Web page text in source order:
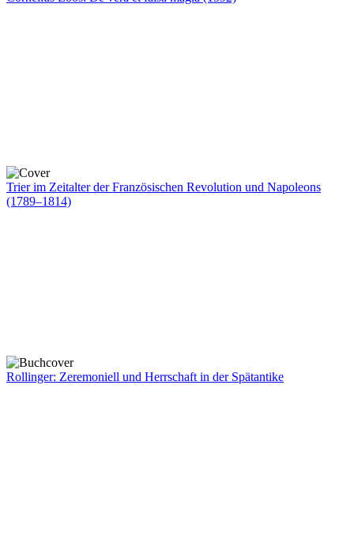
Trier im Zeitalter der Französischen Revolution und Napoleons
(1789–1814)
Rollinger: Zeremoniell und Herrschaft in der Spätantike